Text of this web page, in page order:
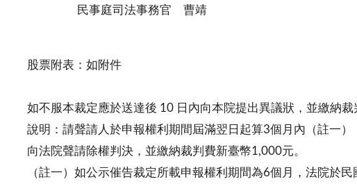
民事庭司法事務官 曹靖
股票附表：如附件
如不服本裁定應於送達後 10 日內向本院提出異議狀，並繳納裁
說明：請聲請人於申報權利期間屆滿翌日起算3個月內（註一
向法院聲請除權判決，並繳納裁判費新臺幣1,000元。
（註一）如公示催告裁定所載申報權利期間為6個月，法院於